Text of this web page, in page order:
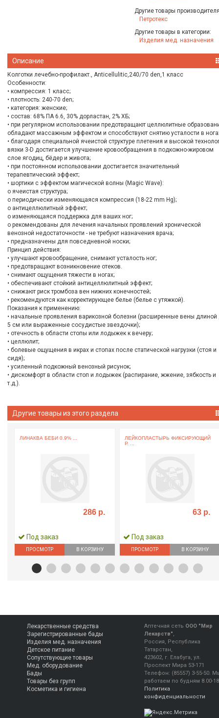
Другие товары
Петротекс
Другие товары в категории:
Изделия мед. назначения
Описание
Колготки лечебно-профилакт., Anticellulitic,240/70 den,1 класс
Особенности:
• компрессия: 1 класс;
• плотность: 240-70 den;
• категория: женские;
• состав: 68% ПА 6.6, 30% дорластан, 2% ХБ;
• при регулярном использовании предотвращают целлюлитные
обладают массажным эффектом и способствуют снятию усталости в
• благодаря специальной ячеистой структуре плетения и высокой
вязки 3-D достигается улучшение кровообращения в подкожно-жировом
слое ягодиц, бёдер и живота;
• при постоянном использовании достигается значительный
терапевтический эффект;
• шортики с эффектом магической волны (Magic Wave):
o ячеистая структура;
o периодически изменяющаяся компрессия (18-22 mm Hg);
o антицеллюлитный эффект;
o изменяющаяся поддержка для ваших ног;
o рекомендованы для лечения начальных проявлений хронической
венозной недостаточности - не требуют назначения врача;
• предназначены для повседневной носки;
Принцип действия:
• улучшают кровообращение, снимают усталость ног;
• предотвращают возникновение отеков.
• снимают ощущения тяжести в ногах;
• обеспечивают стойкий антицеллюлитный эффект;
• снижают риск тромбоза вен нижних конечностей;
• рекомендуются как корректирующее белье (белье с утяжкой).
Показания к применению:
• начальные проявления варикозной болезни (расширенные вены длиной
5 см или выраженные сосудистые звездочки);
• отечность в области стопы или лодыжек к вечеру;
• целлюлит;
• болевые ощущения в икрах и стопах после статической нагрузки (стоя и
сидя);
• усиленный подкожный венозный рисунок;
• дискомфорт в области стоп и лодыжек (распирание, жжение, зябкость и
т.д.).
Другие товары из этого раздела
ЛИНАКВА БЕБИ 0.9% ...
286 р.
Под заказ
ПРОСМОТР В КОРЗИНУ
ЛЕЙКОПЛАСТЫРЬ ФИКСИРУЮЩИЙ
Р. ...
63 р.
Под заказ
ПРОСМОТР В КОРЗИНУ
Лекарственные средства
Зарегистрированные бады
Изделия мед. назначения
Детское питание
Сопутствующие товары
Мед. оборудование
Бады
Товары без групп
Косметика и гигиена
Аптечная сеть ООО "Мир
Лекарств",
Россия, Республика
Татарстан,
423602, г. Елабуга, ул.
Проспект Мира 53-171
Телефон: (85557) 3-55-50.
работаем по будням 8.00-
Политика
конфиденциальности
Консультация фармацевта